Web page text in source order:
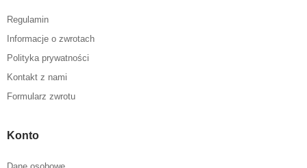
Regulamin
Informacje o zwrotach
Polityka prywatności
Kontakt z nami
Formularz zwrotu
Konto